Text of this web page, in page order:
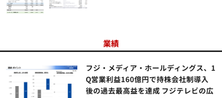
業績
フジ・メディア・ホールディングス、1
Q営業利益160億円で持株会社制導入
後の過去最高益を達成 フジテレビの広